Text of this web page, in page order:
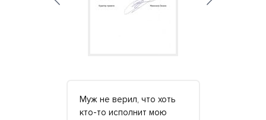
Муж не верил, что хоть
кто-то исполнит мою